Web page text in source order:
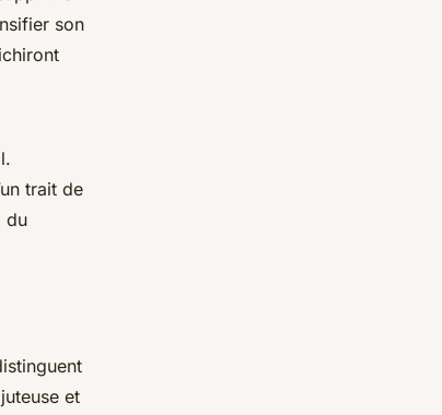
son
trait de
du
et